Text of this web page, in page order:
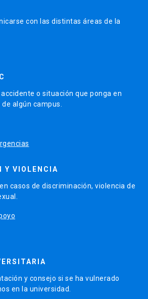
con las distintas áreas de la
o situación que ponga en
algún campus.
Y VIOLENCIA
casos de discriminación, violencia de
y consejo si se ha vulnerado
en la universidad.